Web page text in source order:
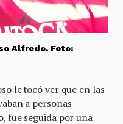
Alfredo. Foto:
le tocó ver que en las
a personas
fue seguida por una